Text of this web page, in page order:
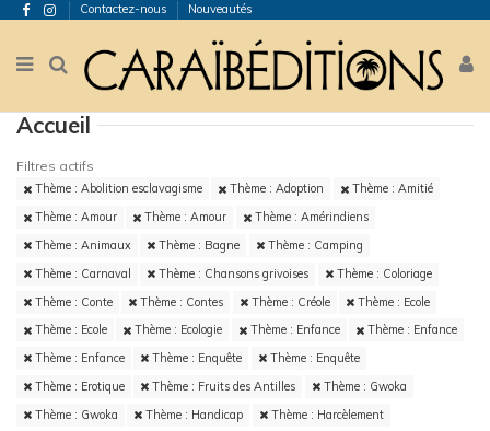
Contactez-nous Nouveautés
Accueil
Filtres actifs
Thème : Abolition esclavagisme Thème : Adoption
Thème : Amitié
Thème : Amour
Thème : Amour
Thème : Amérindiens
Thème : Animaux
Thème : Bagne
Thème : Camping
Thème : Carnaval
Thème : Chansons grivoises
Thème : Coloriage
Thème : Conte
Thème : Contes Thème : Créole
Thème : Ecole
Thème : Ecole
Thème : Ecologie Thème : Enfance
Thème : Enfance
Thème : Enfance
Thème : Enquête
Thème : Enquête
Thème : Erotique
Thème : Fruits des Antilles
Thème : Gwoka
Thème : Gwoka
Thème : Handicap
Thème : Harcèlement